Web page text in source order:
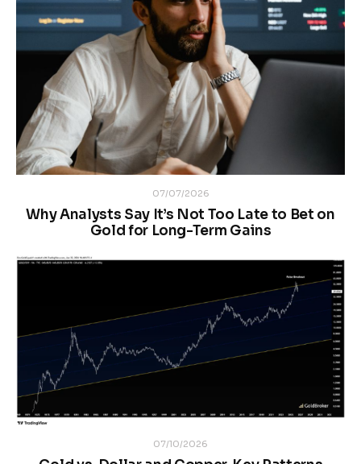
07/07/2026
Why Analysts Say It’s Not Too Late to Bet on
Gold for Long-Term Gains
07/10/2026